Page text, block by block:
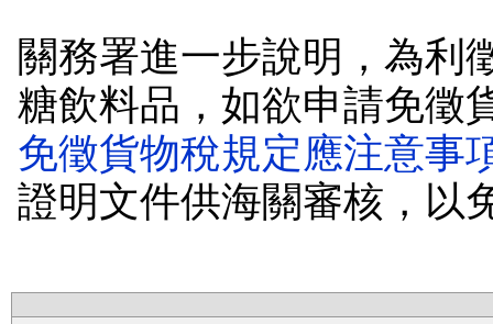
關務署進一步說明，為利
糖飲料品，如欲申請免徵
免徵貨物稅規定應注意事
證明文件供海關審核，以